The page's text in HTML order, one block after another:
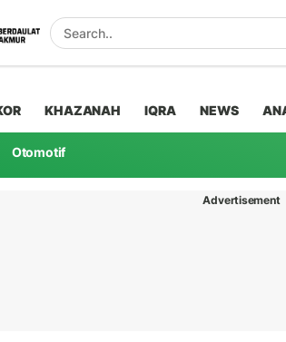
KHAZANAH IQRA NEWS
Otomotif
Advertisement